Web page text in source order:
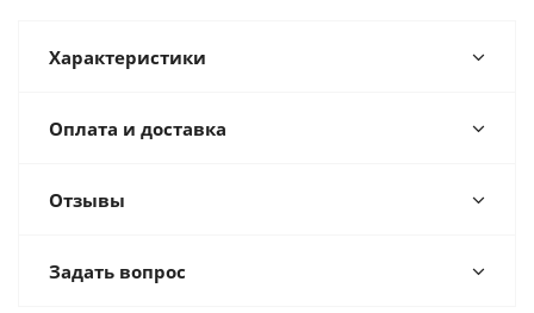
Характеристики
Оплата и доставка
Отзывы
Задать вопрос